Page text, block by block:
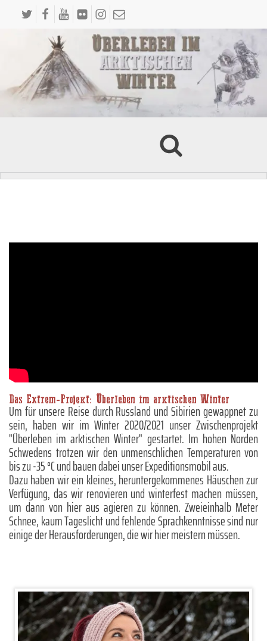
Das Extrem-Projekt: Überleben im arktischen Winter
Um für unsere Reise durch Russland und Sibirien gewappnet zu
sein, haben wir im Winter 2020/2021 unser Zwischenprojekt
"Überleben im arktischen Winter" gestartet. Im hohen Norden
Schwedens trotzen wir den unmenschlichen Temperaturen von
bis zu -35 °C und bauen dabei unser Expeditionsmobil aus.
Dazu haben wir ein kleines, heruntergekommenes Häuschen zur
Verfügung, das wir renovieren und winterfest machen müssen,
um dann von hier aus agieren zu können. Zweieinhalb Meter
Schnee, kaum Tageslicht und fehlende Sprachkenntnisse sind nur
einige der Herausforderungen, die wir hier meistern müssen.